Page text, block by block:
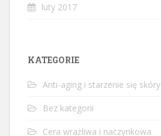
luty 2017
KATEGORIE
Anti-aging i starzenie się skóry
Bez kategorii
Cera wrażliwa i naczynkowa